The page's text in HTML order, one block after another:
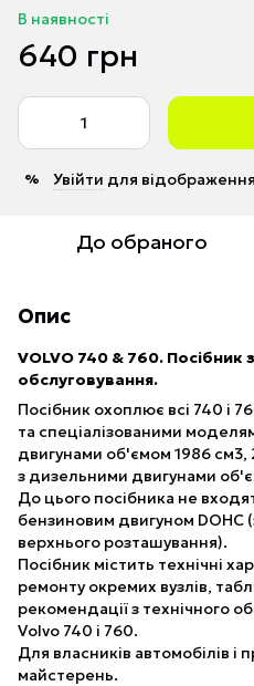
В наявності
640 грн
% Увійти для
До обраного
Опис
VOLVO 740 & 760. Посібник
обслуговування.
Посібник охоплює всі 740 і
та спеціалізованими
двигунами об'ємом 1986 см3,
з дизельними двигунами
До цього посібника не
бензиновим двигуном DOHC
верхнього розташування).
Посібник містить технічні
ремонту окремих вузлів,
рекомендації з технічного
Volvo 740 і 760.
Для власників автомобілів і
майстерень.